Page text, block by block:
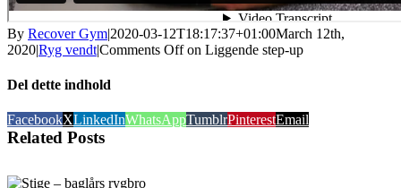
By Recover Gym|2020-03-12T18:17:37+01:00March 12th,
2020|Ryg vendt|Comments Offon Liggende step-up
Del dette indhold
FacebookXLinkedInWhatsAppTumblrPinterestEmail
Related Posts